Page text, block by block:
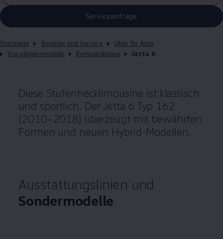
Serviceanfrage
Startseite Besitzer und Service
Über Ihr Auto
Vorgängermodelle
Kompaktklasse Jetta 6
Diese Stufenhecklimousine ist klassisch
und sportlich. Der Jetta 6 Typ 162
(2010–2018) überzeugt mit bewährten
Formen und neuen Hybrid-Modellen.
Ausstattungslinien und
Sondermodelle